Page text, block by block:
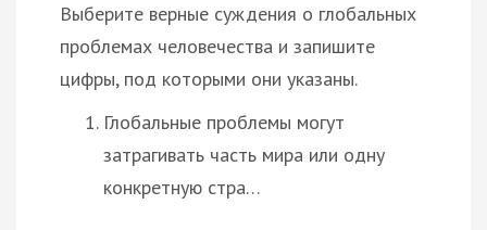
Выберите верные суждения о глобальных
проблемах человечества и запишите
цифры, под которыми они указаны.
Глобальные проблемы могут
затрагивать часть мира или одну
конкретную стра…